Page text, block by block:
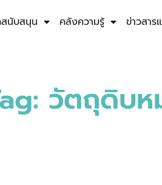
สนับสนุน คลังความรู้ ข่าวสาร
วัตถุดิบห